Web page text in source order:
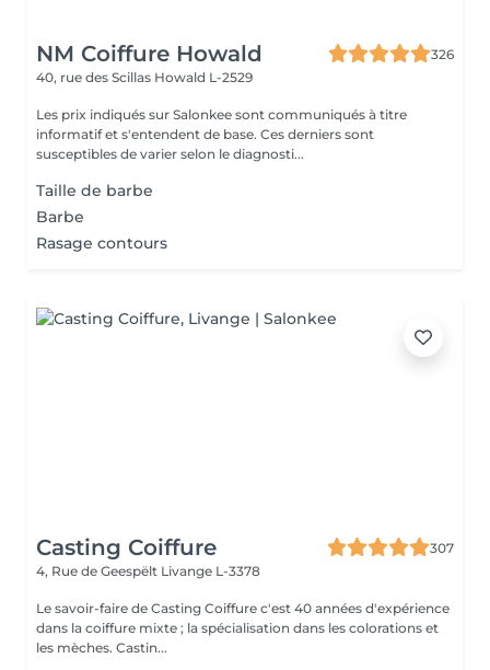
NM Coiffure Howald
326
40, rue des Scillas Howald L-2529
Les prix indiqués sur Salonkee sont communiqués à titre
informatif et s'entendent de base. Ces derniers sont
susceptibles de varier selon le diagnosti...
Taille de barbe
Barbe
Rasage contours
Casting Coiffure
307
4, Rue de Geespëlt Livange L-3378
Le savoir-faire de Casting Coiffure c'est 40 années d'expérience
dans la coiffure mixte ; la spécialisation dans les colorations et
les mèches. Castin...